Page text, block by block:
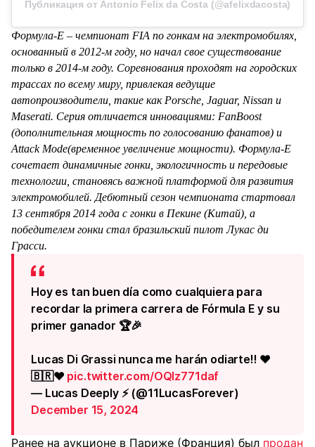
Публикация от Antonio Felix da Costa (@afelixdacosta)
Формула-E – чемпионат FIA по гонкам на электромобилях,
основанный в 2012-м году, но начал свое существование
только в 2014-м году. Соревнования проходят на городских
трассах по всему миру, привлекая ведущие
автопроизводители, такие как Porsche, Jaguar, Nissan и
Maserati. Серия отличается инновациями: FanBoost
(дополнительная мощность по голосованию фанатов) и
Attack Mode(временное увеличение мощности). Формула-E
сочетает динамичные гонки, экологичность и передовые
технологии, становясь важной платформой для развития
электромобилей. Дебютный сезон чемпионата стартовал
13 сентября 2014 года с гонки в Пекине (Китай), а
победителем гонки стал бразильский пилот Лукас ди
Грасси.
Hoy es tan buen día como cualquiera para
recordar la primera carrera de Fórmula E y su
primer ganador 🏆🎉
Lucas Di Grassi nunca me harán odiarte!! ❤️
🇧🇷❤️ pic.twitter.com/OQlz771daf
— Lucas Deeply ⚡ (@11LucasForever)
December 15, 2024
Ранее на аукционе в Париже (Франция) был продан